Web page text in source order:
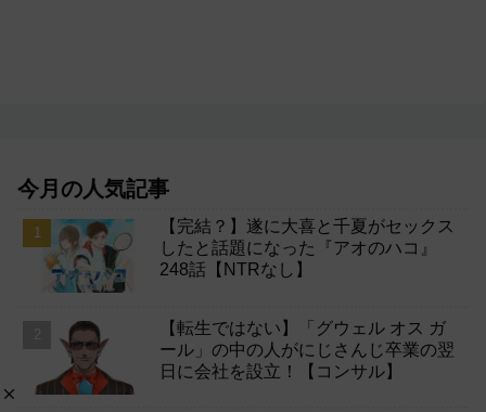
今月の人気記事
【完結？】遂に大喜と千夏がセックス
したと話題になった『アオのハコ』
248話【NTRなし】
【転生ではない】「グウェル オス ガ
ール」の中の人がにじさんじ卒業の翌
日に会社を設立！【コンサル】